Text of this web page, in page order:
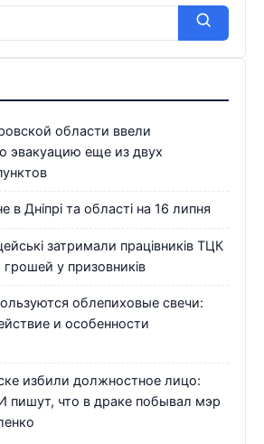
области ввели
эвакуацию еще из двух
в Дніпрі та області на 16 липня
затримали працівників ТЦК
грошей у призовників
облепиховые свечи:
и особенности
избили должностное лицо:
что в драке побывал мэр